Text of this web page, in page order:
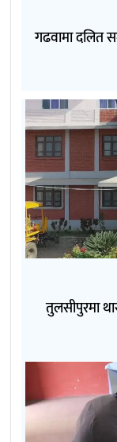
गढवामा दलित
तुलसीपुरमा